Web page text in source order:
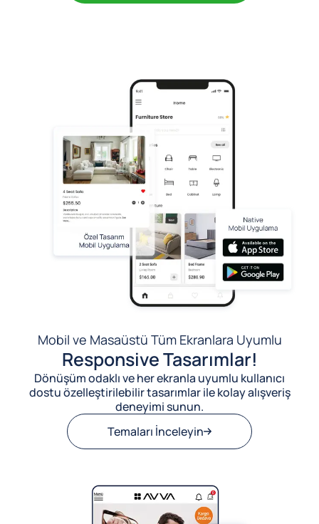
Mobil ve Masaüstü Tüm Ekranlara Uyumlu
Responsive Tasarımlar!
Dönüşüm odaklı ve her ekranla uyumlu kullanıcı
dostu özelleştirilebilir tasarımlar ile kolay alışveriş
deneyimi sunun.
Temaları İnceleyin